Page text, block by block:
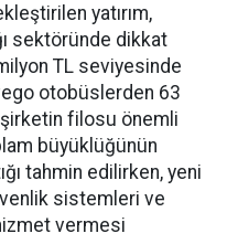
yatırım,
sektöründe dikkat
TL seviyesinde
otobüslerden 63
şirketin filosu önemli
büyüklüğünün
tahmin edilirken, yeni
sistemleri ve
vermesi